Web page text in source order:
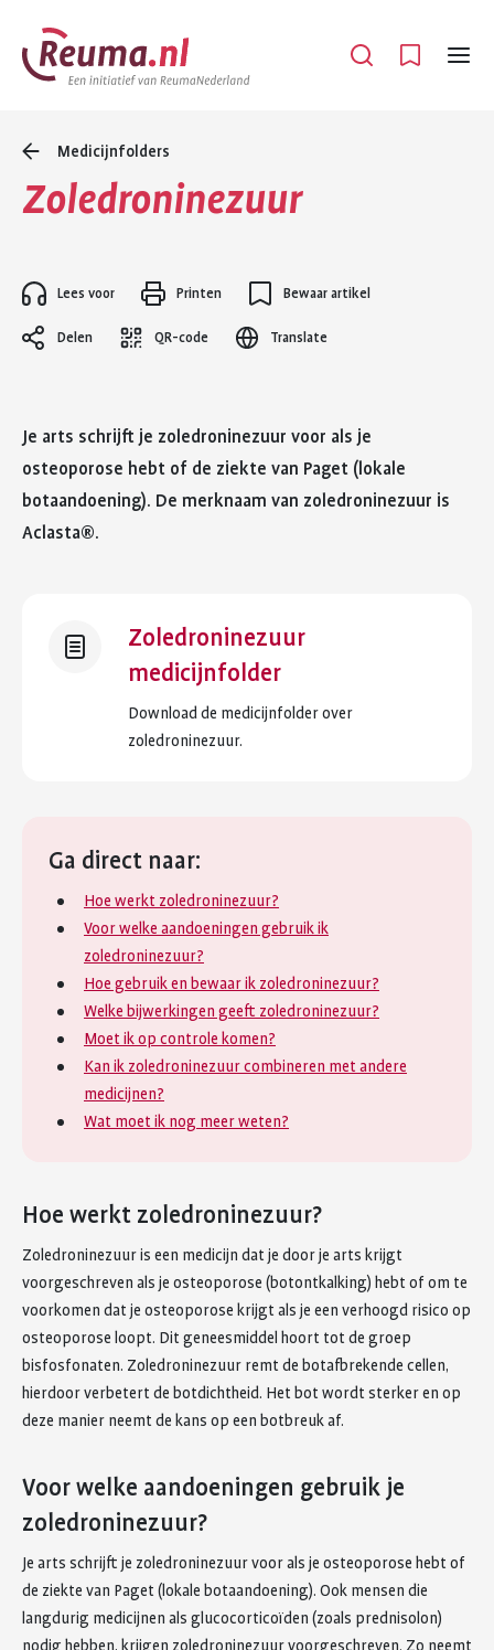
Spring
naar
hoofdinhoud
Spring
naar
footer
Open
Menu
Medicijnfolders
Zoledroninezuur
Lees voor Printen Bewaar artikel
Delen QR-code Translate
Je arts schrijft je zoledroninezuur voor als je
osteoporose hebt of de ziekte van Paget (lokale
botaandoening). De merknaam van zoledroninezuur is
Aclasta®.
Zoledroninezuur
medicijnfolder
Download de medicijnfolder over
zoledroninezuur.
Ga direct naar:
Hoe werkt zoledroninezuur?
Voor welke aandoeningen gebruik ik
zoledroninezuur?
Hoe gebruik en bewaar ik zoledroninezuur?
Welke bijwerkingen geeft zoledroninezuur?
Moet ik op controle komen?
Kan ik zoledroninezuur combineren met andere
medicijnen?
Wat moet ik nog meer weten?
Hoe werkt zoledroninezuur?
Zoledroninezuur is een medicijn dat je door je arts krijgt
voorgeschreven als je osteoporose (botontkalking) hebt of om te
voorkomen dat je osteoporose krijgt als je een verhoogd risico op
osteoporose loopt. Dit geneesmiddel hoort tot de groep
bisfosfonaten. Zoledroninezuur remt de botafbrekende cellen,
hierdoor verbetert de botdichtheid. Het bot wordt sterker en op
deze manier neemt de kans op een botbreuk af.
Voor welke aandoeningen gebruik je
zoledroninezuur?
Je arts schrijft je zoledroninezuur voor als je osteoporose hebt of
de ziekte van Paget (lokale botaandoening). Ook mensen die
langdurig medicijnen als glucocorticoïden (zoals prednisolon)
nodig hebben, krijgen zoledroninezuur voorgeschreven. Zo neemt